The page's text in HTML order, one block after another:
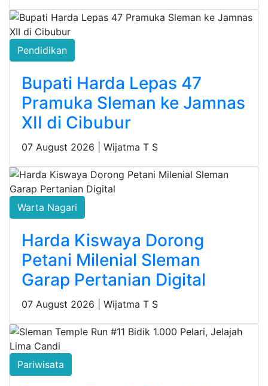
Pendidikan
Bupati Harda Lepas 47
Pramuka Sleman ke Jamnas
XII di Cibubur
07 August 2026 | Wijatma T S
Warta Nagari
Harda Kiswaya Dorong
Petani Milenial Sleman
Garap Pertanian Digital
07 August 2026 | Wijatma T S
Pariwisata